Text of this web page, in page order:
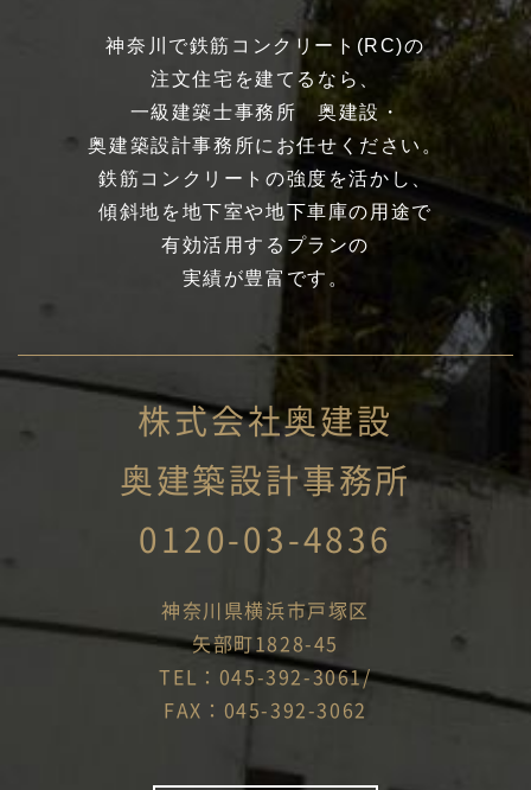
神奈川で鉄筋コンクリート(RC)の
注文住宅を建てるなら、
一級建築士事務所 奥建設・
奥建築設計事務所にお任せください。
鉄筋コンクリートの強度を活かし、
傾斜地を地下室や地下車庫の用途で
有効活用するプランの
実績が豊富です。
株式会社奥建設
奥建築設計事務所
0120-03-4836
神奈川県横浜市戸塚区
矢部町1828-45
TEL：045-392-3061/
FAX：045-392-3062